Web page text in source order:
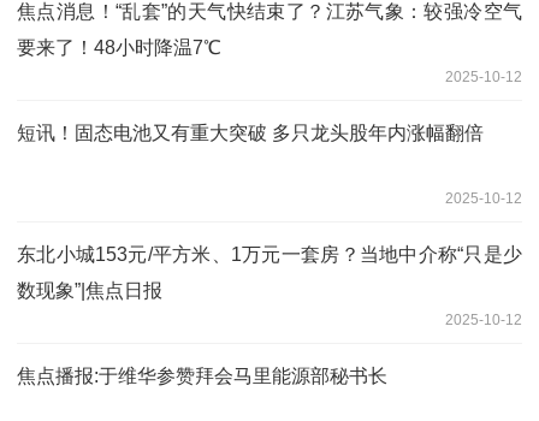
焦点消息！“乱套”的天气快结束了？江苏气象：较强冷空气
要来了！48小时降温7℃
2025-10-12
短讯！固态电池又有重大突破 多只龙头股年内涨幅翻倍
2025-10-12
东北小城153元/平方米、1万元一套房？当地中介称“只是少
数现象”|焦点日报
2025-10-12
焦点播报:于维华参赞拜会马里能源部秘书长